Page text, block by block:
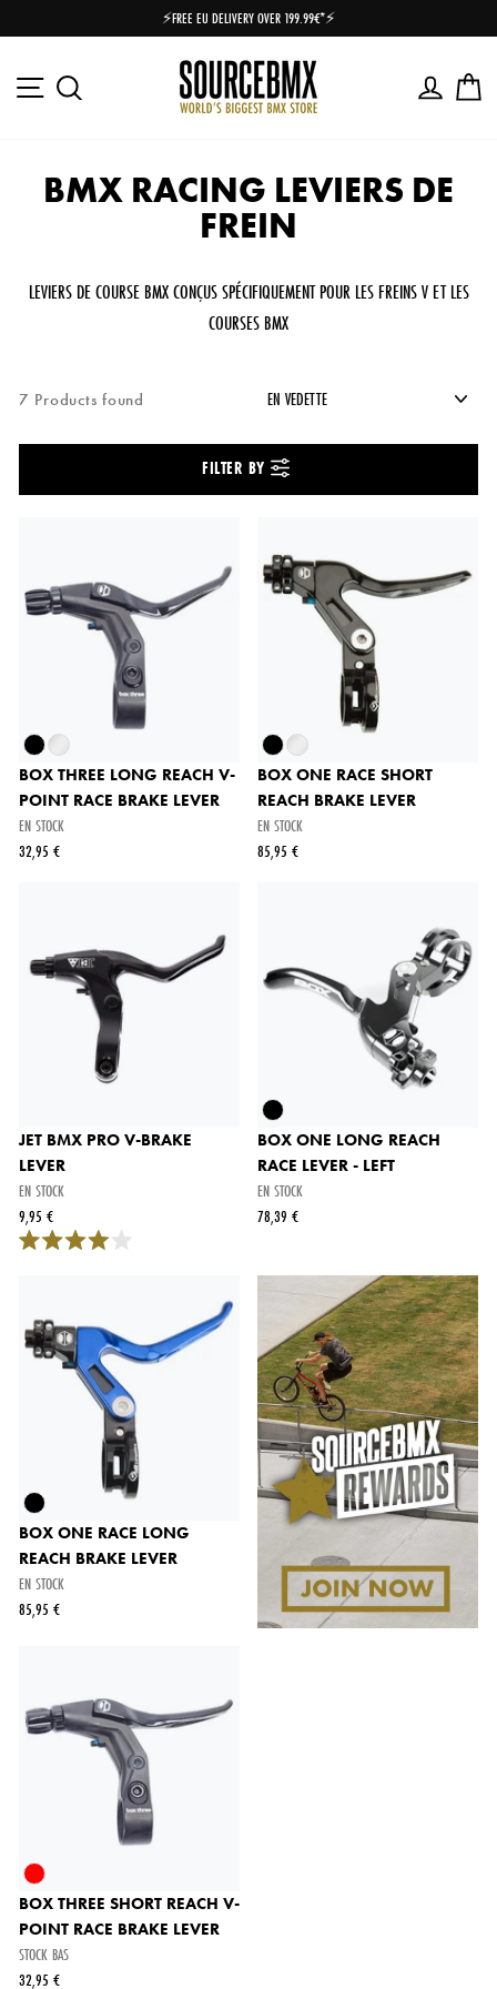
au
Diaporama
Pause
⚡FREE EU DELIVERY OVER 199.99€*⚡
Navigation Se
BMX RACING LEVIERS DE
FREIN
LEVIERS DE COURSE BMX CONÇUS SPÉCIFIQUEMENT POUR LES FREINS V ET LES
COURSES BMX
7 Products found
FILTER BY
BOX THREE LONG REACH V-
POINT RACE BRAKE LEVER
EN STOCK
32,95 €
BOX ONE RACE SHORT
REACH BRAKE LEVER
EN STOCK
85,95 €
JET BMX PRO V-BRAKE
LEVER
EN STOCK
9,95 €
BOX ONE LONG REACH
RACE LEVER - LEFT
EN STOCK
78,39 €
BOX ONE RACE LONG
REACH BRAKE LEVER
EN STOCK
85,95 €
BOX THREE SHORT REACH V-
POINT RACE BRAKE LEVER
STOCK BAS
32,95 €